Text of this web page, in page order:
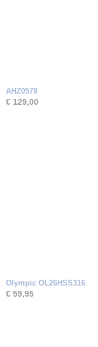
AHZ0578
€ 129,00
Olympic OL26HSS316
€ 59,95